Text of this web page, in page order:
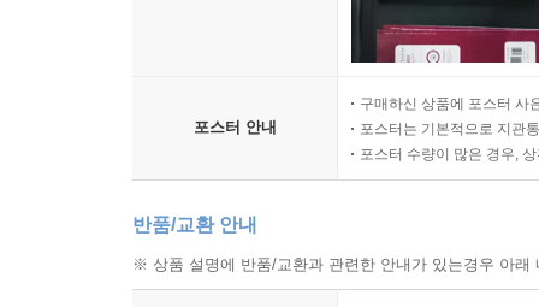
포스터 안내
구매하신 상품에 포스터 사
포스터는 기본적으로 지관
포스터 수량이 많은 경우,
반품/교환 안내
※ 상품 설명에 반품/교환과 관련한 안내가 있는경우 아